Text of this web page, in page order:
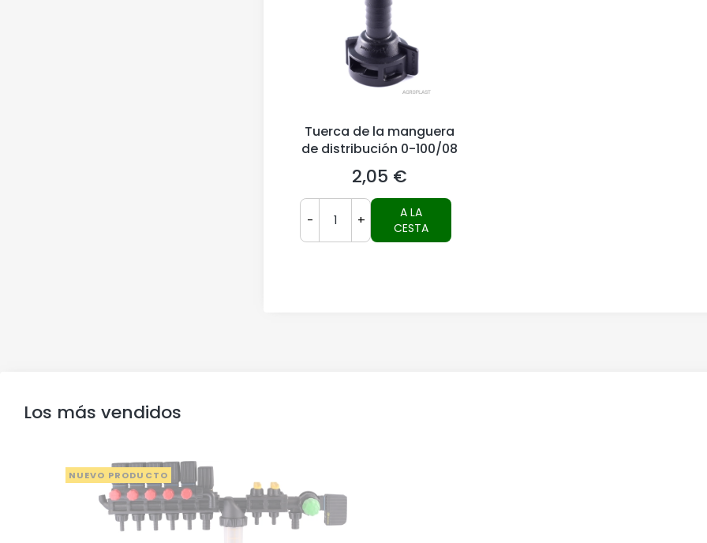
Tuerca de la manguera
de distribución 0-100/08
Precio
2,05 €
- +
A LA
CESTA
Los más vendidos
NUEVO PRODUCTO